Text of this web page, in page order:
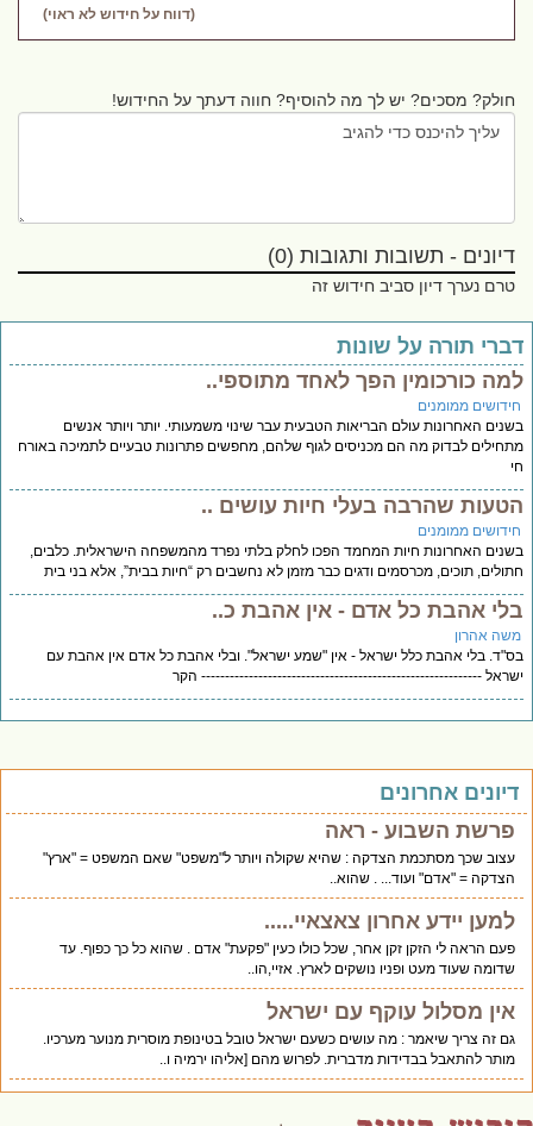
(דווח על חידוש לא ראוי)
חולק? מסכים? יש לך מה להוסיף? חווה דעתך על החידוש!
דיונים - תשובות ותגובות (0)
טרם נערך דיון סביב חידוש זה
תורה על שונות
כורכומין הפך לאחד מתוספי..
ממומנים
האחרונות עולם הבריאות הטבעית עבר שינוי משמעותי. יותר ויותר אנשים
לבדוק מה הם מכניסים לגוף שלהם, מחפשים פתרונות טבעיים לתמיכה באורח
שהרבה בעלי חיות עושים ..
ממומנים
האחרונות חיות המחמד הפכו לחלק בלתי נפרד מהמשפחה הישראלית. כלבים,
תוכים, מכרסמים ודגים כבר מזמן לא נחשבים רק “חיות בבית”, אלא בני בית
אהבת כל אדם - אין אהבת כ..
אהרון
בלי אהבת כלל ישראל - אין "שמע ישראל". ובלי אהבת כל אדם אין אהבת עם
----------------------------------------------------------- הקר
אחרונים
פרשת השבוע - ראה
עצוב שכך מסתכמת הצדקה : שהיא שקולה ויותר ל"משפט" שאם המשפט = "ארץ"
הצדקה = "אדם" ועוד... . שהוא..
למען יידע אחרון צאצאיי.....
פעם הראה לי הזקן זקן אחר, שכל כולו כעין "פקעת" אדם . שהוא כל כך כפוף. עד
שדומה שעוד מעט ופניו נושקים לארץ. אזיי,הו..
אין מסלול עוקף עם ישראל
גם זה צריך שיאמר : מה עושים כשעם ישראל טובל בטינופת מוסרית מנוער מערכיו.
מותר להתאבל בבדידות מדברית. לפרוש מהם [אליהו ירמיה ו..